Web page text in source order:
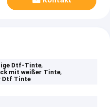
Dtf-Tinte,
mit weißer Tinte,
Dtf Tinte